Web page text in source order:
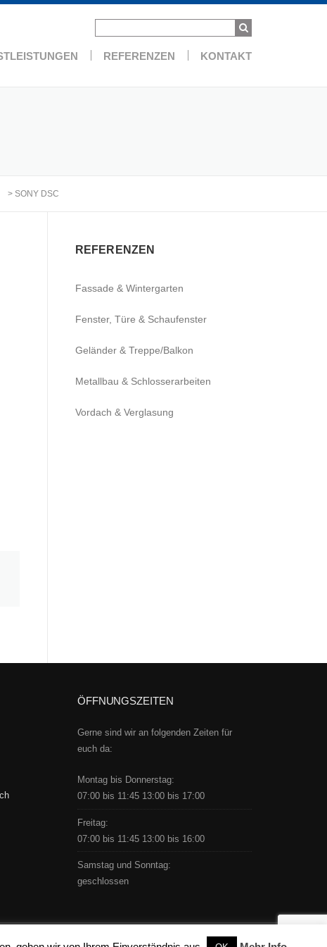
REFERENZEN KONTAKT
> SONY DSC
REFERENZEN
Fassade & Wintergarten
Fenster, Türe & Schaufenster
Geländer & Treppe/Balkon
Metallbau & Schlosserarbeiten
Vordach & Verglasung
ÖFFNUNGSZEITEN
Gerne sind wir an folgenden Zeiten für
euch da:
Montag bis Donnerstag:
07:00 bis 11:45 13:00 bis 17:00
Freitag:
07:00 bis 11:45 13:00 bis 16:00
Samstag und Sonntag:
geschlossen